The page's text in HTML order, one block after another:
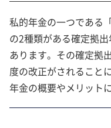
私的年金の一つである
の2種類がある確定拠
あります。その確定拠
度の改正がされること
年金の概要やメリット